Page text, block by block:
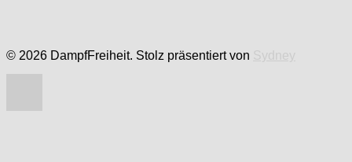
© 2026 DampfFreiheit. Stolz präsentiert von